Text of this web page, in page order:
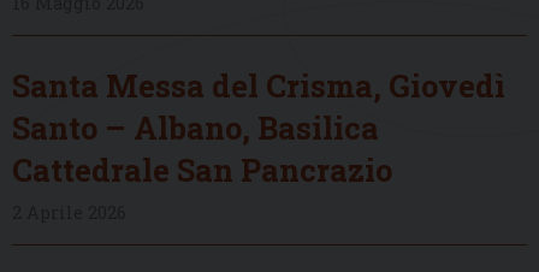
Santa Messa del Crisma, Giovedì
Santo – Albano, Basilica
Cattedrale San Pancrazio